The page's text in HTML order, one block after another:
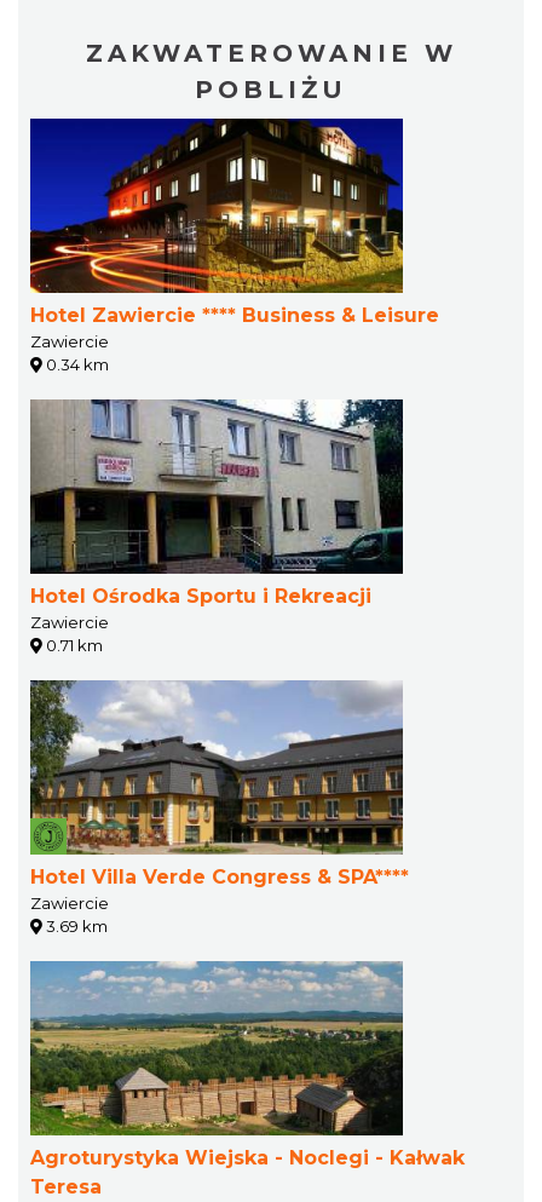
ZAKWATEROWANIE W
POBLIŻU
Hotel Zawiercie **** Business & Leisure
Zawiercie
0.34 km
Hotel Ośrodka Sportu i Rekreacji
Zawiercie
0.71 km
Hotel Villa Verde Congress & SPA****
Zawiercie
3.69 km
Agroturystyka Wiejska - Noclegi - Kałwak
Teresa